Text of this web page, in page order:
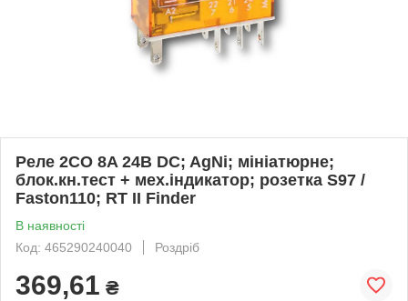
Реле 2CO 8A 24В DC; AgNi; мініатюрне;
блок.кн.тест + мех.індикатор; розетка S97 /
Faston110; RT II Finder
В наявності
Код: 465290240040
Роздріб
369,61 ₴